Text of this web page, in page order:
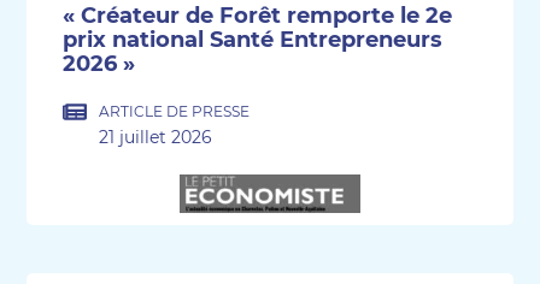
« Créateur de Forêt remporte le 2e
prix national Santé Entrepreneurs
2026 »
ARTICLE DE PRESSE
21 juillet 2026